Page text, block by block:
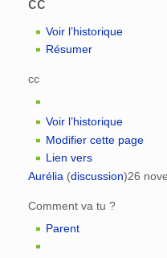
Voir l’historique
Résumer
cc
Voir l’historique
Modifier cette page
Lien vers
Aurélia (discussion)26
Comment va tu ?
Parent